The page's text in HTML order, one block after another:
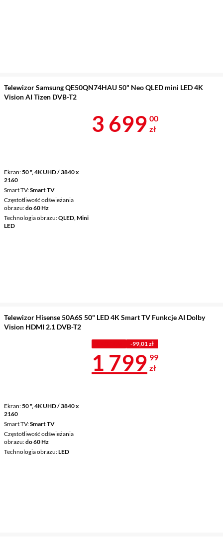
Telewizor Samsung QE50QN74HAU 50" Neo QLED mini LED 4K
Vision AI Tizen DVB-T2
Ekran 50 ", 4K UHD / 3840 x
2160
Smart TV Smart TV
Częstotliwość odświeżania
obrazu do 60 Hz
Technologia obrazu QLED, Mini
LED
Cena 3 699 zł
3 699 00
zł
Telewizor Hisense 50A6S 50" LED 4K Smart TV Funkcje AI Dolby
Vision HDMI 2.1 DVB-T2
Ekran 50 ", 4K UHD / 3840 x
2160
Smart TV Smart TV
Częstotliwość odświeżania
obrazu do 60 Hz
Technologia obrazu LED
-99,01 zł
Cena 1
1 799 99
zł